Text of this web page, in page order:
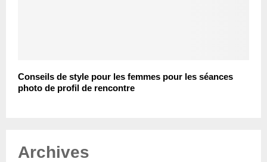
Conseils de style pour les femmes pour les séances
photo de profil de rencontre
Archives